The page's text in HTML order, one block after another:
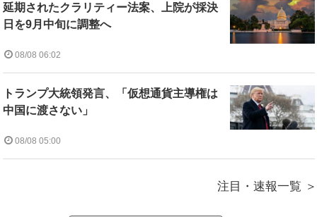
延期されたクラリティー法案、上院が採決
日を9月中旬に調整へ
08/08 06:02
トランプ大統領発言、「仮想通貨主導権は
中国に渡さない」
08/08 05:00
注目・速報一覧